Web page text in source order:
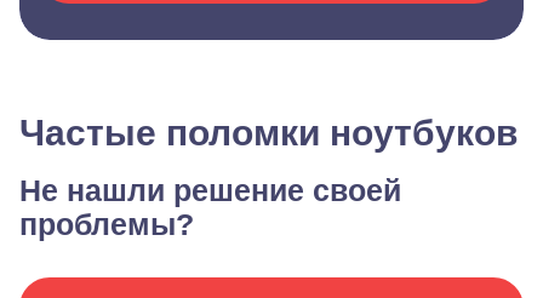
Частые поломки ноутбуков
Не нашли решение своей
проблемы?